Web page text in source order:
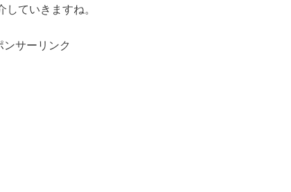
していきますね。
ンサーリンク